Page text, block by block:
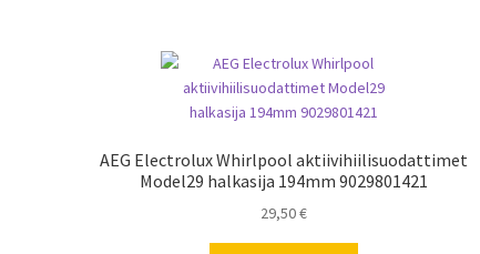
AEG Electrolux Whirlpool aktiivihiilisuodattimet
Model29 halkasija 194mm 9029801421
29,50€